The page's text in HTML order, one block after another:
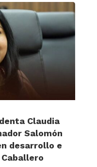
Claudia
Salomón
desarrollo e